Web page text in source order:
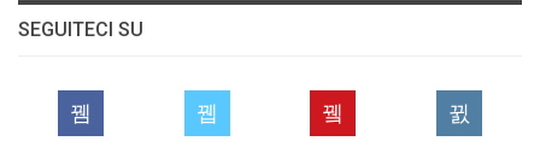
SEGUITECI SU